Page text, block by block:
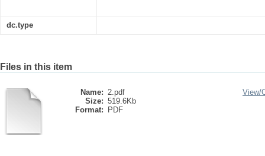
dc.type
Files in this item
Name: 2.pdf
Size: 519.6Kb
Format:
PDF
View/